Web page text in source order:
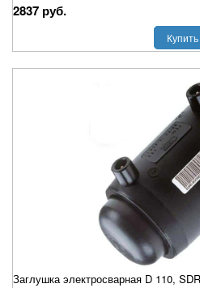
2837 руб.
Купить
Заглушка электросварная D 110,